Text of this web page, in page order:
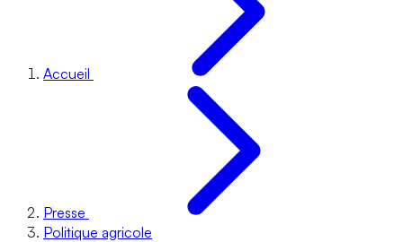
Accueil
Presse
Politique agricole